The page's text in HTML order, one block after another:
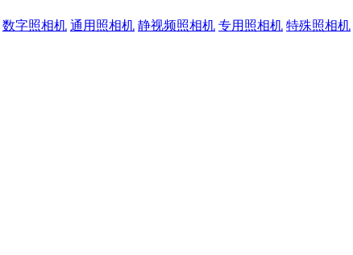
数字照相机 通用照相机 静视频照相机 专用照相机 特殊照相机